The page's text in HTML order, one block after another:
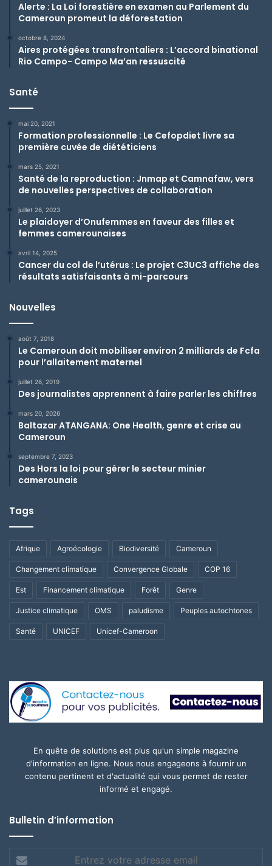
Alerte : La Loi forestière en examen au Parlement du
Cameroun promeut la déforestation
octobre 8, 2024
Aires protégées transfrontaliers : L’accord binational
Rio Campo- Campo Ma’an ressuscité
Santé
mai 20, 2021
Formation professionnelle : Le Cefopdiet livre sa
première cuvée de diététiciens
mars 25, 2021
Santé de la reproduction : Jnmap et Camnafaw, vers
de nouvelles perspectives de collaboration
juillet 26, 2023
Le plaidoyer d’Onufemmes en faveur des filles et
femmes camerounaises
avril 14, 2025
Cancer du col de l’utérus : Le projet C3UC3 affiche des
résultats satisfaisants à mi-parcours
Nouvelles
août 7, 2018
Le Cameroun doit mobiliser environ 2 milliards de Fcfa
pour l’allaitement maternel
juillet 26, 2019
Des journalistes apprennent à faire parler les chiffres
mars 20, 2026
Baltazar ATANGANA: One Health, genre et crise au
Cameroun
septembre 7, 2023
Des Hors la loi pour gérer le secteur minier
camerounais
Tags
Afrique Agroécologie Biodiversité Cameroun
Changement climatique Convergence Globale COP 16
Est Financement climatique Forêt Genre
Justice climatique OMS paludisme Peuples autochtones
Santé UNICEF Unicef-Cameroon
En quête de solutions est plus qu'un simple magazine
d'information en ligne. Nous nous engageons à fournir un
contenu pertinent et d'actualité qui vous permet de rester
informé et engagé.
Bulletin d’information
Entrez